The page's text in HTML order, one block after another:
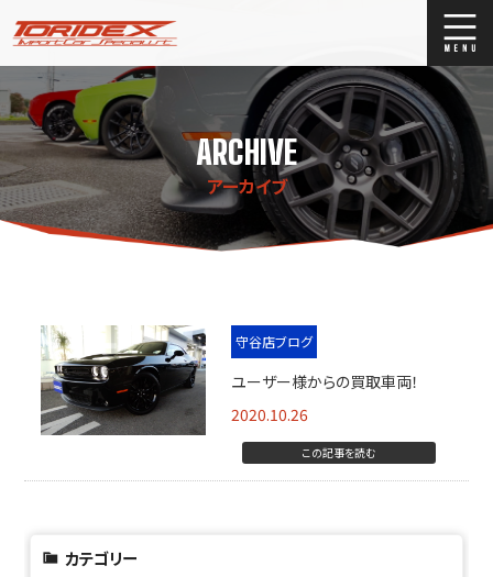
ブログ
Stock list
ストックリスト
買取
ARCHIVE
アーカイブ
守谷店ブログ
ユーザー様からの買取車両！
2020.10.26
この記事を読む
カテゴリー